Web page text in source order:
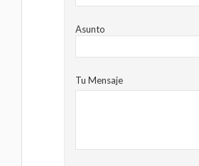
Asunto
Tu Mensaje